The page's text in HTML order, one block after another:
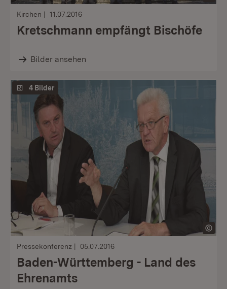
Kirchen 11.07.2016
Kretschmann empfängt Bischöfe
Bilder ansehen
4 Bilder
Pressekonferenz 05.07.2016
Baden-Württemberg - Land des
Ehrenamts